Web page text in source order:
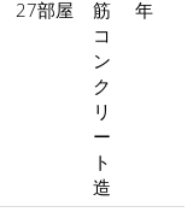
27部屋
筋
コ
ン
ク
リ
ー
ト
造
年